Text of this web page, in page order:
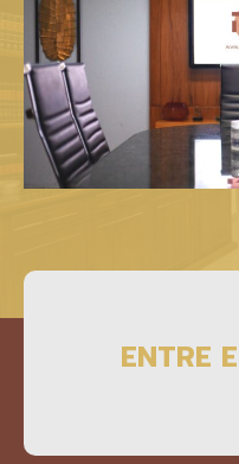
ENTRE